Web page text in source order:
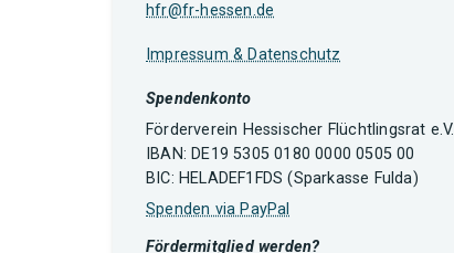
hfr@fr-hessen.de
Impressum & Datenschutz
Spendenkonto
Förderverein Hessischer Flüchtlingsrat e.V.
IBAN: DE19 5305 0180 0000 0505 00
BIC: HELADEF1FDS (Sparkasse Fulda)
Spenden via PayPal
Fördermitglied werden?